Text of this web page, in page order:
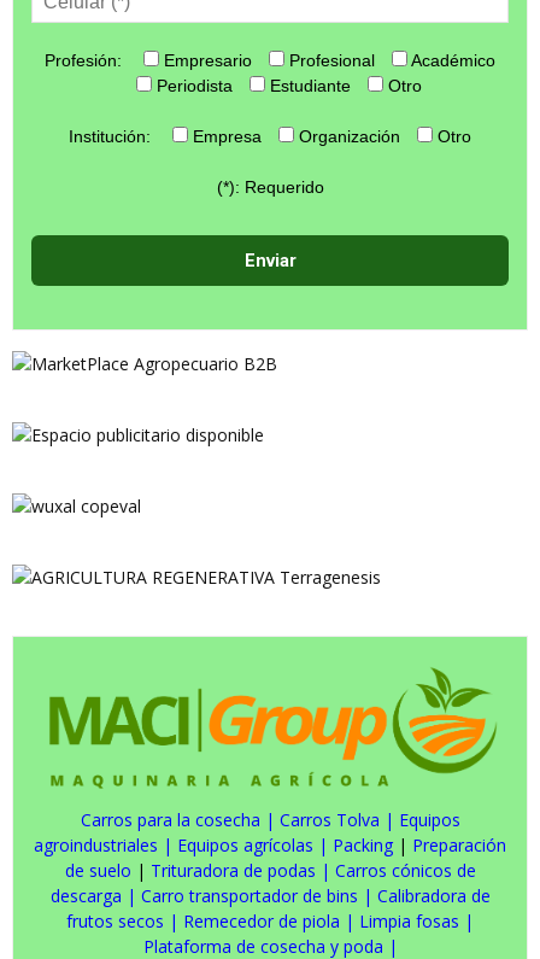
Profesión: Empresario Profesional
Académico
Periodista
Estudiante Otro
Institución: Empresa Organización Otro
(*): Requerido
Carros para la cosecha | Carros Tolva | Equipos
agroindustriales | Equipos agrícolas | Packing | Preparación
de suelo | Trituradora de podas | Carros cónicos de
descarga | Carro transportador de bins | Calibradora de
frutos secos | Remecedor de piola | Limpia fosas |
Plataforma de cosecha y poda |